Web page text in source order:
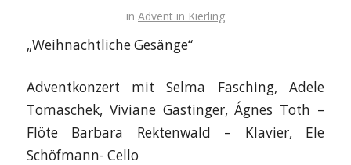
in Advent in Kierling
„Weihnachtliche Gesänge“
Adventkonzert mit Selma Fasching, Adele
Tomaschek, Viviane Gastinger, Ágnes Toth –
Flöte Barbara Rektenwald – Klavier, Ele
Schöfmann- Cello